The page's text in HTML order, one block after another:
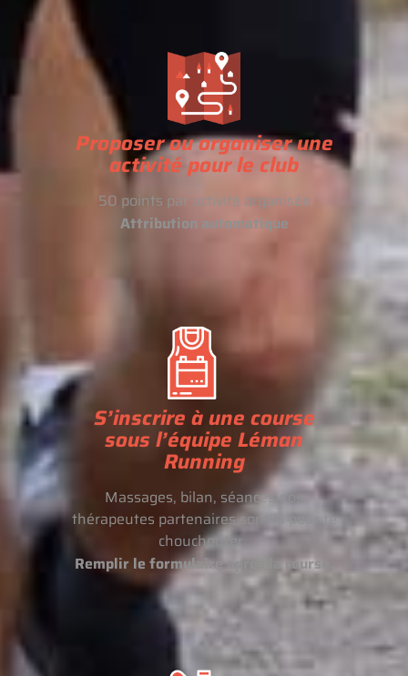
Proposer ou organiser une
activité pour le club
50 points par activité organisée
Attribution automatique
S’inscrire à une course
sous l’équipe Léman
Running
Massages, bilan, séances nos
thérapeutes partenaires sont là pour te
chouchouter .
Remplir le formulaire après la course.